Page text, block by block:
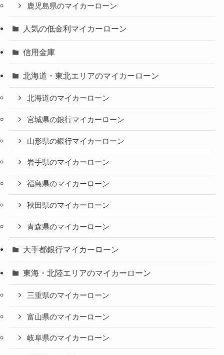
鹿児島県のマイカーローン
人気の低金利マイカーローン
信用金庫
北海道・東北エリアのマイカーローン
北海道のマイカーローン
宮城県の銀行マイカーローン
山形県の銀行マイカーローン
岩手県のマイカーローン
福島県のマイカーローン
秋田県のマイカーローン
青森県のマイカーローン
大手都銀行マイカーローン
東海・北陸エリアのマイカーローン
三重県のマイカーローン
富山県のマイカーローン
岐阜県のマイカーローン